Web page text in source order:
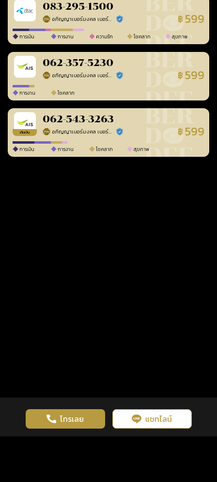
083-295-1500
อภิญญาเบอร์มงคล เบอร์สวยเลขศาสตร์ ร้านยืนยันแล้ว ฿ 599
การเงิน การงาน ความรัก โชคลาภ สุขภาพ
062-357-5230
อภิญญาเบอร์มงคล เบอร์สวยเลขศาสตร์ ร้านยืนยันแล้ว ฿ 599
การงาน โชคลาภ
เติมเงิน
062-543-3263
อภิญญาเบอร์มงคล เบอร์สวยเลขศาสตร์ ร้านยืนยันแล้ว ฿ 599
การเงิน การงาน โชคลาภ สุขภาพ
โทรเลย แชทไลน์
เว็บไซต์นี้มีการใช้งานคุกกี้ เพื่อเพิ่มประสิทธิภาพและประสบการณ์ที่ดี
ในการใช้งานเว็บไซต์ นโยบายความเป็นส่วนตัว
รู้ก่อน พร้อมกว่า ทุกจังหวะชีวิต คลิกดูดวงฟรี